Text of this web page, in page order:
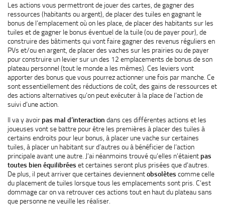
Les actions vous permettront de jouer des cartes, de gagner des
ressources (habitants ou argent), de placer des tuiles en gagnant le
bonus de l’emplacement où on les place, de placer des habitants sur les
tuiles et de gagner le bonus éventuel de la tuile (ou de payer pour), de
construire des bâtiments qui vont faire gagner des revenus réguliers en
PVs et/ou en argent, de placer des vaches sur les prairies ou de payer
pour construire un levier sur un des 12 emplacements de bonus de son
plateau personnel (tout le monde a les mêmes). Ces leviers vont
apporter des bonus que vous pourrez actionner une fois par manche. Ce
sont essentiellement des réductions de coût, des gains de ressources et
des actions alternatives qu’on peut exécuter à la place de l’action de
suivi d’une action.
Il va y avoir pas mal d’interaction dans ces différentes actions et les
joueuses vont se battre pour être les premières à placer des tuiles à
certains endroits pour leur bonus, à placer une vache sur certaines
tuiles, à placer un habitant sur d’autres ou à bénéficier de l’action
principale avant une autre. J’ai néanmoins trouvé qu’elles n’étaient pas
toutes bien équilibrées et certaines seront plus prisées que d’autres.
De plus, il peut arriver que certaines deviennentobsolètes comme celle
du placement de tuiles lorsque tous les emplacements sont pris. C’est
dommage car on va retrouver ces actions tout en haut du plateau sans
que personne ne veuille les réaliser.